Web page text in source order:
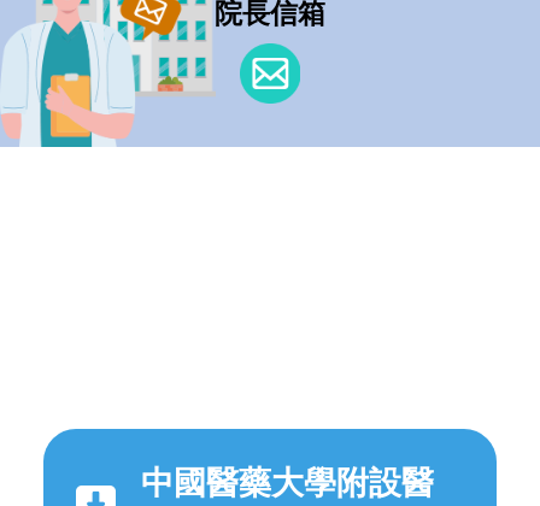
院長信箱
中國醫藥大學附設醫